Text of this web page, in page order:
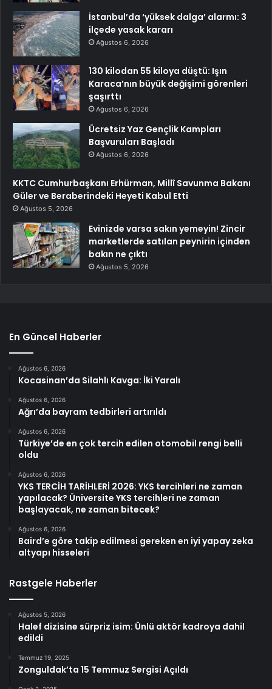
İstanbul’da ‘yüksek dalga’ alarmı: 3
ilçede yasak kararı
Ağustos 6, 2026
130 kilodan 55 kiloya düştü: Işın
Karaca’nın büyük değişimi görenleri
şaşırttı
Ağustos 6, 2026
Ücretsiz Yaz Gençlik Kampları
Başvuruları Başladı
Ağustos 6, 2026
KKTC Cumhurbaşkanı Erhürman, Millî Savunma Bakanı
Güler ve Beraberindeki Heyeti Kabul Etti
Ağustos 5, 2026
Evinizde varsa sakın yemeyin! Zincir
marketlerde satılan peynirin içinden
bakın ne çıktı
Ağustos 5, 2026
En Güncel Haberler
Ağustos 6, 2026
Kocasinan’da Silahlı Kavga: İki Yaralı
Ağustos 6, 2026
Ağrı’da bayram tedbirleri artırıldı
Ağustos 6, 2026
Türkiye’de en çok tercih edilen otomobil rengi belli
oldu
Ağustos 6, 2026
YKS TERCİH TARİHLERİ 2026: YKS tercihleri ne zaman
yapılacak? Üniversite YKS tercihleri ne zaman
başlayacak, ne zaman bitecek?
Ağustos 6, 2026
Baird’e göre takip edilmesi gereken en iyi yapay zeka
altyapı hisseleri
Rastgele Haberler
Ağustos 5, 2026
Halef dizisine sürpriz isim: Ünlü aktör kadroya dahil
edildi
Temmuz 19, 2025
Zonguldak’ta 15 Temmuz Sergisi Açıldı